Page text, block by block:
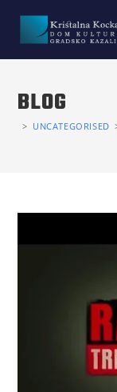
BLOG
> UNCATEGORISED